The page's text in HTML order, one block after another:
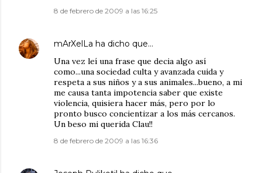
8 de febrero de 2009 a las 16:25
mArXelLa ha dicho que…
Una vez leí una frase que decia algo así
como...una sociedad culta y avanzada cuida y
respeta a sus niños y a sus animales...bueno, a mi
me causa tanta impotencia saber que existe
violencia, quisiera hacer más, pero por lo
pronto busco concientizar a los más cercanos.
Un beso mi querida Clau!!
8 de febrero de 2009 a las 16:36